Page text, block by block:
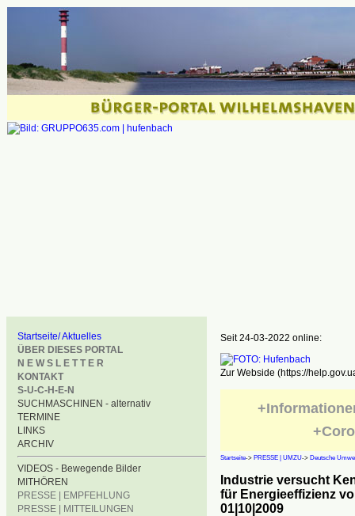
Startseite/ Aktuelles
ÜBER DIESES PORTAL
N E W S L E T T E R
KONTAKT
S-U-C-H-E-N
SUCHMASCHINEN - alternativ
TERMINE
LINKS
ARCHIV
VIDEOS - Bewegende Bilder
MITHÖREN
PRESSE | EMPFEHLUNG
PRESSE | MITTEILUNGEN
Seit 24-03-2022 online:
Zur Webside (https://
Startseite-> PRESSE | UMZU-> Deutsche
Industrie versucht
für Energieeffizienz
01|10|2009